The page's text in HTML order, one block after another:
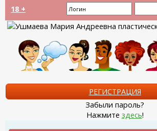
18 +
РЕГИСТРАЦИЯ
Забыли пароль?
Нажмите здесь!